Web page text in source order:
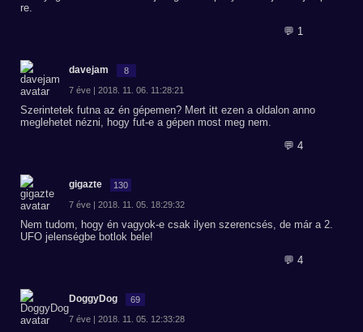
re.
💬 1
davejam 8
7 éve | 2018. 11. 06. 11:28:21
Szerintetek futna az én gépemen? Mert itt ezen a oldalon anno
meglehetet nézni, hogy fut-e a gépen most meg nem.
💬 4
gigazte 130
7 éve | 2018. 11. 05. 18:29:32
Nem tudom, hogy én vagyok-e csak ilyen szerencsés, de már a 2.
UFO jelenségbe botlok bele!
💬 4
DoggyDog 69
7 éve | 2018. 11. 05. 12:33:28